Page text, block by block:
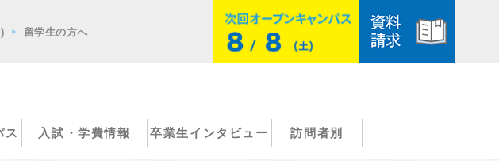
留学生の方へ
ス 入試・学費情報 卒業生インタビュー 訪問者別